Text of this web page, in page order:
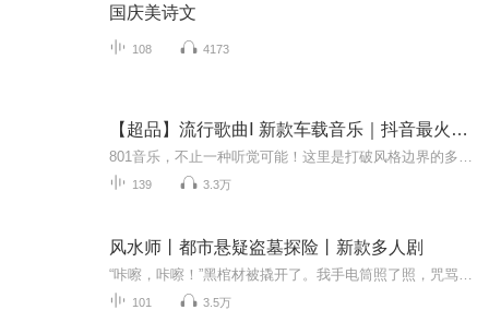
国庆美诗文
108 4173
【超品】流行歌曲Ⅰ 新款车载音乐｜抖音最火热歌榜
139 3.3万
风水师丨都市悬疑盗墓探险丨新款多人剧
101 3.5万